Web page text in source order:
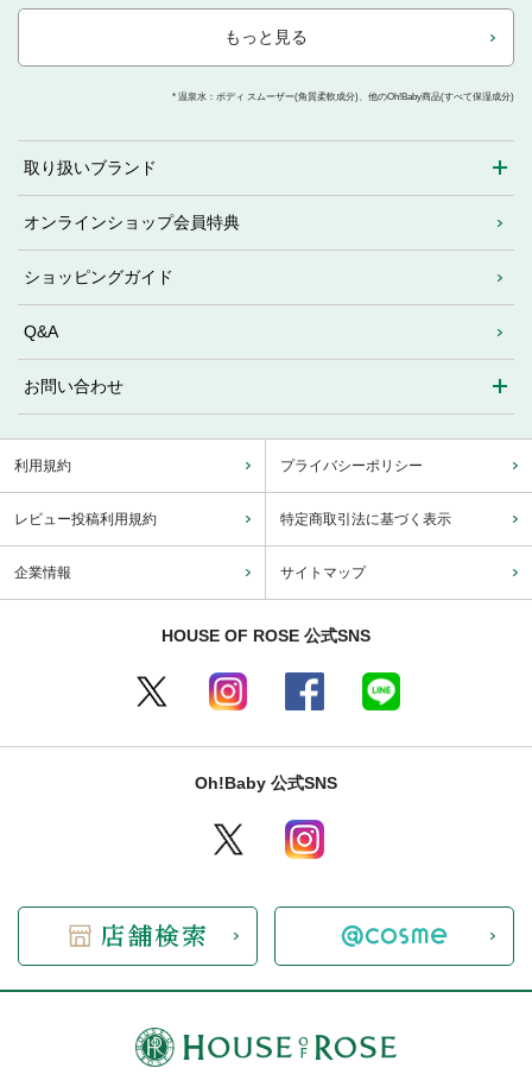
もっと見る
* 温泉水：ボディ スムーザー(角質柔軟成分)、他のOh!Baby商品(すべて保湿成分)
取り扱いブランド
オンラインショップ会員特典
ショッピングガイド
Q&A
お問い合わせ
利用規約 プライバシーポリシー
レビュー投稿利用規約 特定商取引法に基づく表示
企業情報 サイトマップ
HOUSE OF ROSE 公式SNS
Oh!Baby 公式SNS